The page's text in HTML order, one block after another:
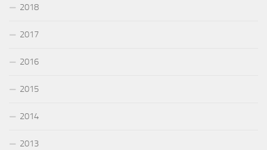
2018
2017
2016
2015
2014
2013